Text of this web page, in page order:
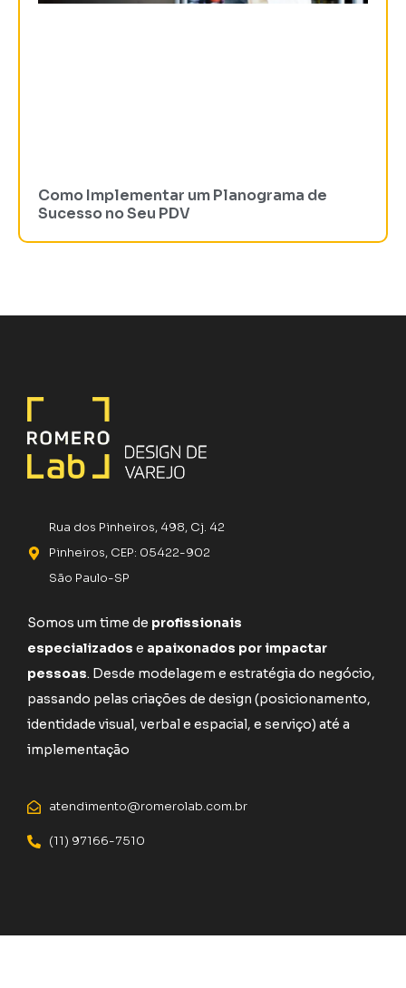
Como Implementar um Planograma de
Sucesso no Seu PDV
Rua dos Pinheiros, 498, Cj. 42
Pinheiros, CEP: 05422-902
São Paulo-SP
Somos um time de profissionais
especializados e apaixonados por impactar
pessoas. Desde modelagem e estratégia do negócio,
passando pelas criações de design (posicionamento,
identidade visual, verbal e espacial, e serviço) até a
implementação
atendimento@romerolab.com.br
(11) 97166-7510